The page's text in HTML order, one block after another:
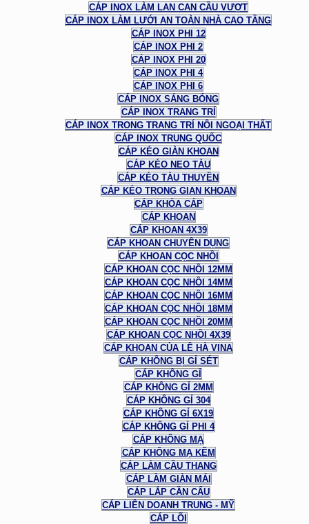
CÁP INOX LÀM LAN CAN CẦU VƯỢT
CÁP INOX LÀM LƯỚI AN TOÀN NHÀ CAO TẦNG
CÁP INOX PHI 12
CÁP INOX PHI 2
CÁP INOX PHI 20
CÁP INOX PHI 4
CÁP INOX PHI 6
CÁP INOX SÁNG BÓNG
CÁP INOX TRANG TRÍ
CÁP INOX TRONG TRANG TRÍ NỘI NGOẠI THẤT
CÁP INOX TRUNG QUỐC
CÁP KÉO GIÀN KHOAN
CÁP KÉO NEO TÀU
CÁP KÉO TÀU THUYỀN
CÁP KÉO TRONG GIAN KHOAN
CÁP KHÓA CÁP
CÁP KHOAN
CÁP KHOAN 4X39
CÁP KHOAN CHUYÊN DỤNG
CÁP KHOAN CỌC NHỒI
CÁP KHOAN CỌC NHỒI 12MM
CÁP KHOAN CỌC NHỒI 14MM
CÁP KHOAN CỌC NHỒI 16MM
CÁP KHOAN CỌC NHỒI 18MM
CÁP KHOAN CỌC NHỒI 20MM
CÁP KHOAN CỌC NHỒI 4X39
CÁP KHOAN CỦA LÊ HÀ VINA
CÁP KHÔNG BỊ GỈ SÉT
CÁP KHÔNG GỈ
CÁP KHÔNG GỈ 2MM
CÁP KHÔNG GỈ 304
CÁP KHÔNG GỈ 6X19
CÁP KHÔNG GỈ PHI 4
CÁP KHÔNG MẠ
CÁP KHÔNG MẠ KẼM
CÁP LÀM CẦU THANG
CÁP LÀM GIÀN MÁI
CÁP LẮP CẦN CẨU
CÁP LIÊN DOANH TRUNG - MỸ
CÁP LÕI